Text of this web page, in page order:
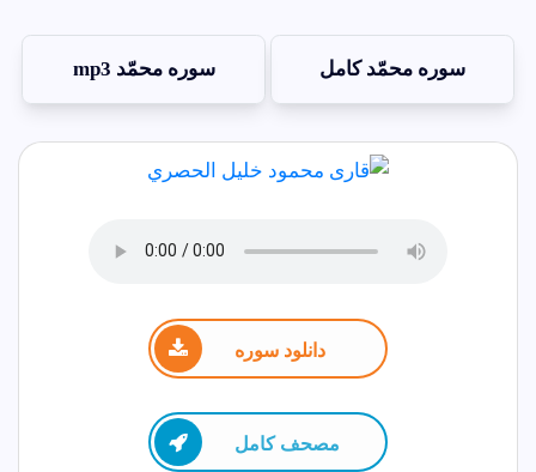
سوره محمّد کامل سوره محمّد mp3
دانلود سوره
مصحف كامل